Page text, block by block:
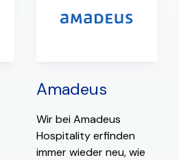
Amadeus
Wir bei Amadeus
Hospitality erfinden
immer wieder neu, wie